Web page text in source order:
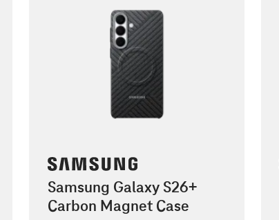
Samsung Galaxy S26+
Carbon Magnet Case